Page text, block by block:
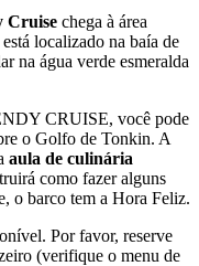
Cruise chega à área
localizado na baía de
na água verde esmeralda
CRUISE, você pode
o Golfo de Tonkin. A
aula de culinária
como fazer alguns
o barco tem a Hora Feliz.
Por favor, reserve
(verifique o menu de